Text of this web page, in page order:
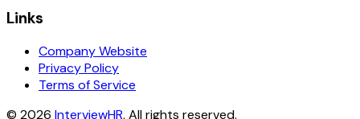
Links
Company Website
Privacy Policy
Terms of Service
© 2026 InterviewHR. All rights reserved.